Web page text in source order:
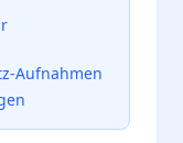
Aufnahmen